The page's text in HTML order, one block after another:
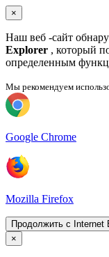
×
Наш веб -сайт
Explorer , который
определенным
Мы рекомендуем
Google Chrome
Mozilla Firefox
Продолжить с Internet
×